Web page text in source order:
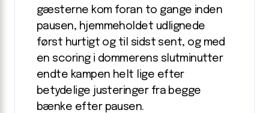
gæsterne kom foran to gange inden
pausen, hjemmeholdet udlignede
først hurtigt og til sidst sent, og med
en scoring i dommerens slutminutter
endte kampen helt lige efter
betydelige justeringer fra begge
bænke efter pausen.